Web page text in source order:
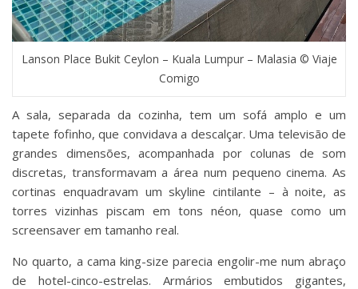
Lanson Place Bukit Ceylon – Kuala Lumpur – Malasia © Viaje
Comigo
A sala, separada da cozinha, tem um sofá amplo e um
tapete fofinho, que convidava a descalçar. Uma televisão de
grandes dimensões, acompanhada por colunas de som
discretas, transformavam a área num pequeno cinema. As
cortinas enquadravam um skyline cintilante – à noite, as
torres vizinhas piscam em tons néon, quase como um
screensaver em tamanho real.
No quarto, a cama king-size parecia engolir-me num abraço
de hotel-cinco-estrelas. Armários embutidos gigantes,